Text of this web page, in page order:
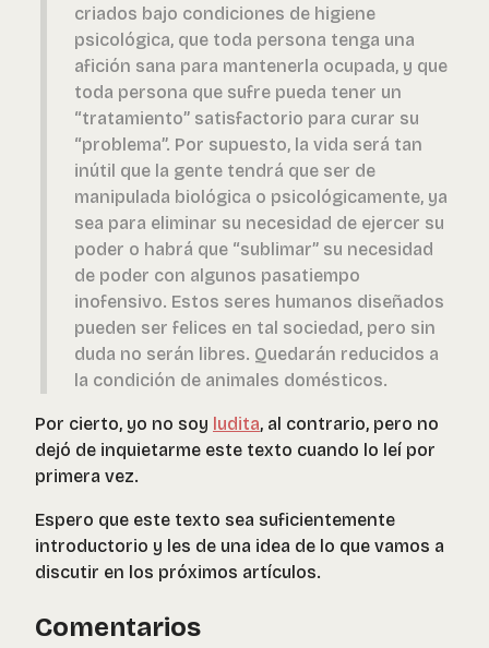
criados bajo condiciones de higiene
psicológica, que toda persona tenga una
afición sana para mantenerla ocupada, y que
toda persona que sufre pueda tener un
“tratamiento” satisfactorio para curar su
“problema”. Por supuesto, la vida será tan
inútil que la gente tendrá que ser de
manipulada biológica o psicológicamente, ya
sea para eliminar su necesidad de ejercer su
poder o habrá que “sublimar” su necesidad
de poder con algunos pasatiempo
inofensivo. Estos seres humanos diseñados
pueden ser felices en tal sociedad, pero sin
duda no serán libres. Quedarán reducidos a
la condición de animales domésticos.
Por cierto, yo no soy ludita, al contrario, pero no
dejó de inquietarme este texto cuando lo leí por
primera vez.
Espero que este texto sea suficientemente
introductorio y les de una idea de lo que vamos a
discutir en los próximos artículos.
Comentarios